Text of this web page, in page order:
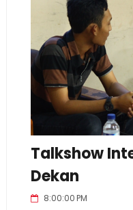
Talkshow
Dekan
8:00:00 PM